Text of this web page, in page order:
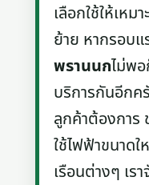
เลือกใช้ให้เห
ย้าย หากรอบ
พรานนกไม่พ
บริการกันอีกค
ลูกค้าต้องการ
ใช้ไฟฟ้าขนาด
เรือนต่างๆ เร